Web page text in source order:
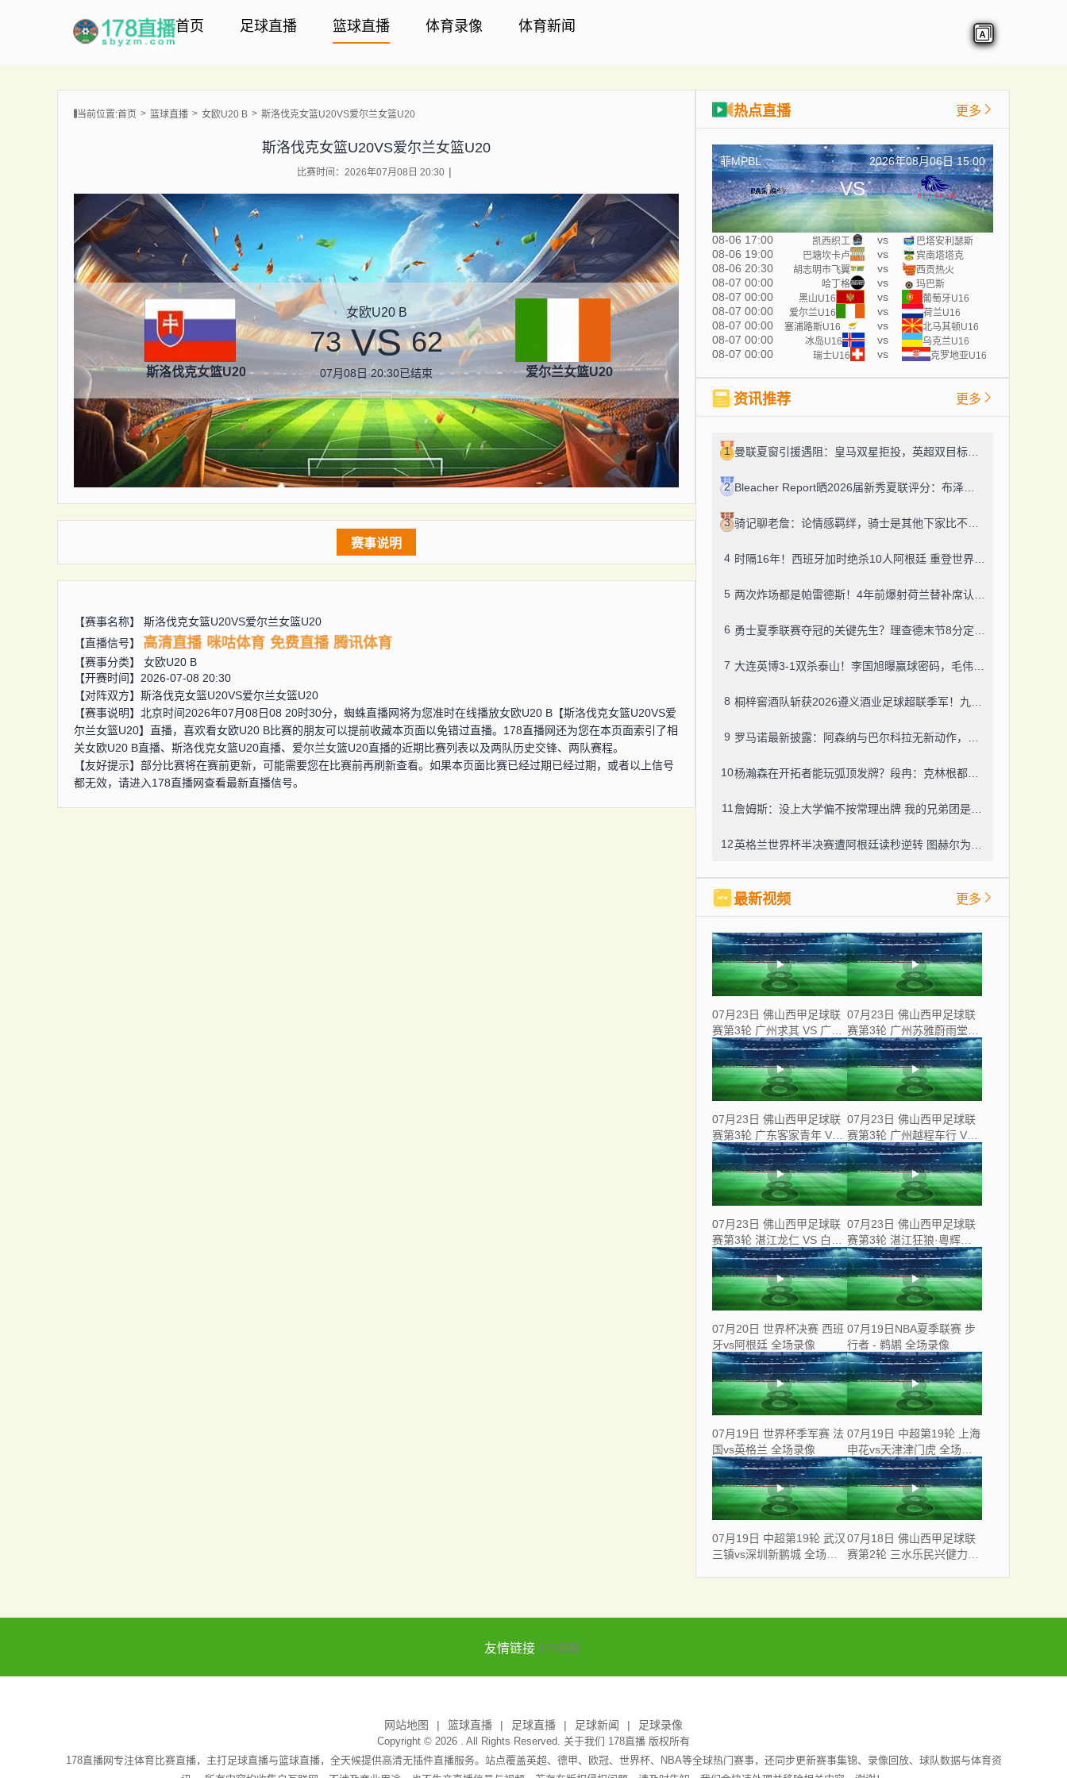
首页 足球直播 篮球直播 体育录像 体育新闻
当前位置:首页 篮球直播 女欧U20 B 斯洛伐克女篮U20VS爱尔兰女篮U20
斯洛伐克女篮U20VS爱尔兰女篮U20
比赛时间：2026年07月08日 20:30
斯洛伐克女篮U20
女欧U20 B
73 VS 62
07月08日 20:30已结束 爱尔兰女篮U20
赛事说明
【赛事名称】 斯洛伐克女篮U20VS爱尔兰女篮U20
【直播信号】
高清直播 咪咕体育 免费直播 腾讯体育
【赛事分类】 女欧U20 B
【开赛时间】2026-07-08 20:30
【对阵双方】 斯洛伐克女篮U20VS爱尔兰女篮U20
【赛事说明】北京时间2026年07月08日08 20时30分，蜘蛛直播网将为您准时在线播放女欧U20 B【斯洛伐克女篮U20VS爱
尔兰女篮U20】直播，喜欢看女欧U20 B比赛的朋友可以提前收藏本页面以免错过直播。178直播网还为您在本页面索引了相
关女欧U20 B直播、斯洛伐克女篮U20直播、爱尔兰女篮U20直播的近期比赛列表以及两队历史交锋、两队赛程。
【友好提示】部分比赛将在赛前更新，可能需要您在比赛前再刷新查看。如果本页面比赛已经过期已经过期，或者以上信号
都无效，请进入178直播网查看最新直播信号。
热点直播 更多
菲MPBL 2026年08月06日 15:00
VS
08-06 17:00 凯西织工 vs 巴塔安利瑟斯
08-06 19:00 巴塘坎卡卢 vs 宾南塔塔克
08-06 20:30 胡志明市飞翼 vs 西贡热火
08-07 00:00 哈丁格 vs 玛巴斯
08-07 00:00 黑山U16 vs 葡萄牙U16
08-07 00:00 爱尔兰U16 vs 荷兰U16
08-07 00:00 塞浦路斯U16 vs 北马其顿U16
08-07 00:00 冰岛U16 vs 乌克兰U16
08-07 00:00 瑞士U16 vs 克罗地亚U16
资讯推荐 更多
1
2
3
4
5
6
7
8
9
10
11
12
最新视频 更多
07月23日 佛山西甲足球联
赛第3轮 广州求其 VS 广东
飞马 全场录像
07月23日 佛山西甲足球联
赛第3轮 广州苏雅蔚雨堂
VS 极速超鹰广州FC 全场
录像
07月23日 佛山西甲足球联
赛第3轮 广东客家青年 VS
三七互娱 全场录像
07月23日 佛山西甲足球联
赛第3轮 广州越程车行 VS
南山博鑫创科 全场录像
07月23日 佛山西甲足球联
赛第3轮 湛江龙仁 VS 白坭
兴龙 全场录像
07月23日 佛山西甲足球联
赛第3轮 湛江狂狼·粵辉能
源 VS 三水乐民兴健力宝 全
场录像
07月20日 世界杯决赛 西班
牙vs阿根廷 全场录像
07月19日NBA夏季联赛 步
行者 - 鹈鹕 全场录像
07月19日 世界杯季军赛 法
国vs英格兰 全场录像
07月19日 中超第19轮 上海
申花vs天津津门虎 全场录
像
07月19日 中超第19轮 武汉
三镇vs深圳新鹏城 全场录
07月18日 佛山西甲足球联
赛第2轮 三水乐民兴健力宝
友情链接 178直播
网站地图 篮球直播 足球直播 足球新闻 足球录像
Copyright © 2026 . All Rights Reserved. 关于我们 178直播 版权所有
178直播网专注体育比赛直播，主打足球直播与篮球直播，全天候提供高清无插件直播服务。站点覆盖英超、德甲、欧冠、世界杯、NBA等全球热门赛事，还同步更新赛事集锦、录像回放、球队数据与体育资